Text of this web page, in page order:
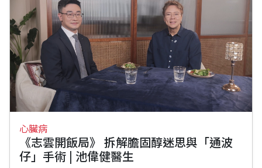
心臟病
《志雲開飯局》 拆解膽固醇迷思與「通波
仔」手術 | 池偉健醫生